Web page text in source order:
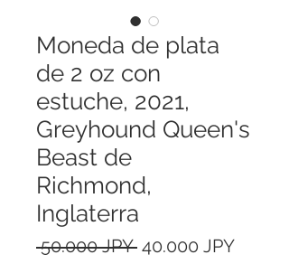
Moneda de plata
de 2 oz con
estuche, 2021,
Greyhound Queen's
Beast de
Richmond,
Inglaterra
50.000 JPY Precio
40.000 JPYPrecio